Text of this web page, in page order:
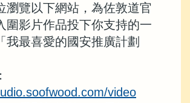
瀏覽以下網站，為佐敦道官
圍影片作品投下你支持的一
我最喜愛的國安推廣計劃
video